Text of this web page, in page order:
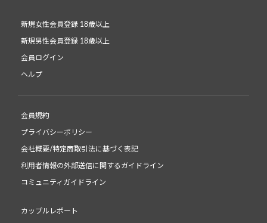
新規女性会員登録 18歳以上
新規男性会員登録 18歳以上
会員ログイン
ヘルプ
会員規約
プライバシーポリシー
会社概要/特定商取引法に基づく表記
利用者情報の外部送信に関するガイドライン
コミュニティガイドライン
カップルレポート